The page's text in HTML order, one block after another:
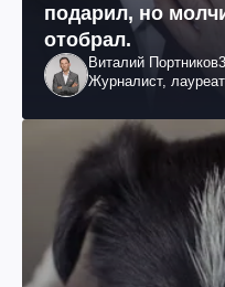
подарил, но
отобрал.
Виталий Портников
Журналист,